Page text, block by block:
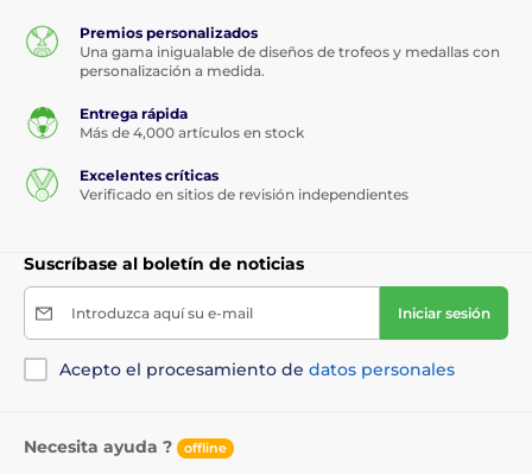
Premios personalizados
Una gama inigualable de diseños de trofeos y medallas con
personalización a medida.
Entrega rápida
Más de 4,000 artículos en stock
Excelentes críticas
Verificado en sitios de revisión independientes
Suscríbase al boletín de noticias
Introduzca aquí su e-mail Iniciar sesión
Acepto el procesamiento de datos personales
Necesita ayuda ? offline